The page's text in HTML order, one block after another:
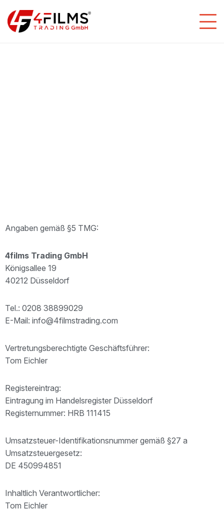
Angaben gemäß §5 TMG:
4films Trading GmbH
Königsallee 19
40212 Düsseldorf
Tel.: 0208 38899029
E-Mail: info@4filmstrading.com
Vertretungsberechtigte Geschäftsführer:
Tom Eichler
Registereintrag:
Eintragung im Handelsregister Düsseldorf
Registernummer: HRB 111415
Umsatzsteuer-Identifikationsnummer gemäß §27 a
Umsatzsteuergesetz:
DE 450994851
Inhaltlich Verantwortlicher:
Tom Eichler